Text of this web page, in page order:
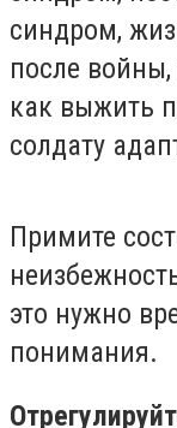
Примите
это нужно
понимания.